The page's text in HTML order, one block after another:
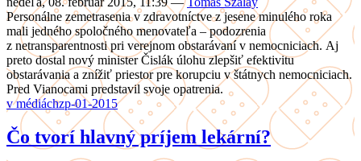
Personálne zemetrasenia v zdravotníctve z jesene minulého roka
mali jedného spoločného menovateľa – podozrenia
z netransparentnosti pri verejnom obstarávaní v nemocniciach. Aj
preto dostal nový minister Čislák úlohu zlepšiť efektivitu
obstarávania a znížiť priestor pre korupciu v štátnych nemocniciach.
Pred Vianocami predstavil svoje opatrenia.
v médiáchzp-01-2015
Čo tvorí hlavný príjem lekární?